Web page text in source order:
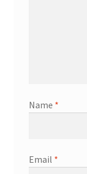
Name *
Email *